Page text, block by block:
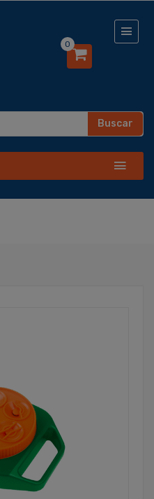
0
Buscar